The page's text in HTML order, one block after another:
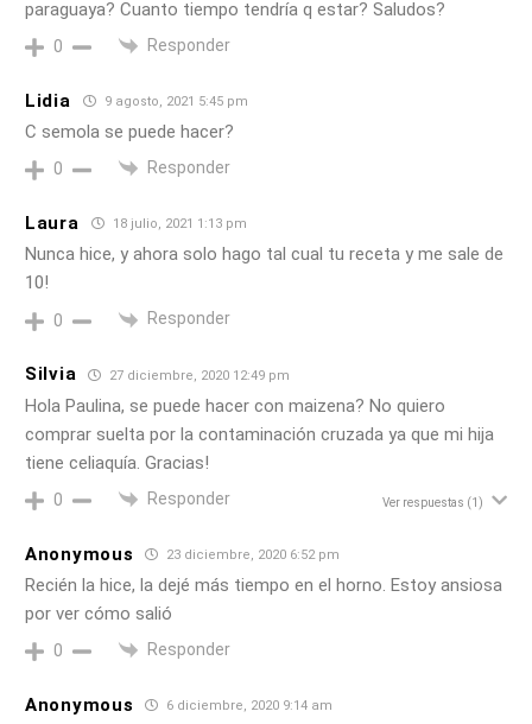
paraguaya? Cuanto tiempo tendría q estar? Saludos?
0 Responder
Lidia 9 agosto, 2021 5:45 pm
C semola se puede hacer?
0 Responder
Laura 18 julio, 2021 1:13 pm
Nunca hice, y ahora solo hago tal cual tu receta y me sale de
10!
0 Responder
Silvia 27 diciembre, 2020 12:49 pm
Hola Paulina, se puede hacer con maizena? No quiero
comprar suelta por la contaminación cruzada ya que mi hija
tiene celiaquía. Gracias!
0 Responder Ver respuestas (1)
Anonymous 23 diciembre, 2020 6:52 pm
Recién la hice, la dejé más tiempo en el horno. Estoy ansiosa
por ver cómo salió
0 Responder
Anonymous 6 diciembre, 2020 9:14 am